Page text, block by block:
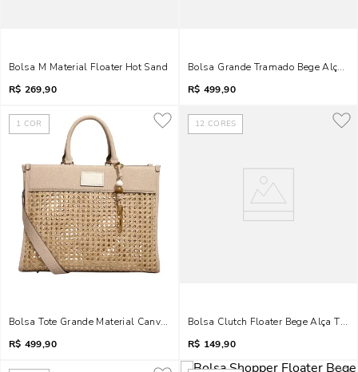
Bolsa M Material Floater Hot Sand
R$ 269,90
Bolsa Grande Tramado Bege Alça
R$ 499,90
1 COR
Bolsa Tote Grande Material Canvas Bege Alça Dupla
R$ 499,90
12 CORES
Bolsa Clutch Floater Bege Alça
R$ 149,90